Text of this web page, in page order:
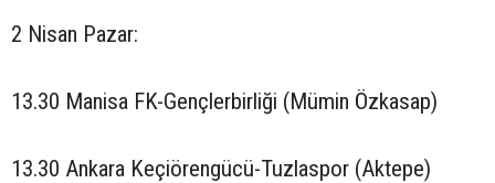
2 Nisan Pazar:
13.30 Manisa FK-Gençlerbirliği (Mümin Özkasap)
13.30 Ankara Keçiörengücü-Tuzlaspor (Aktepe)